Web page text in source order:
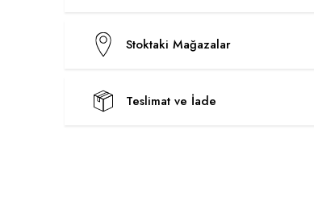
Stoktaki Mağazalar
Teslimat ve İade